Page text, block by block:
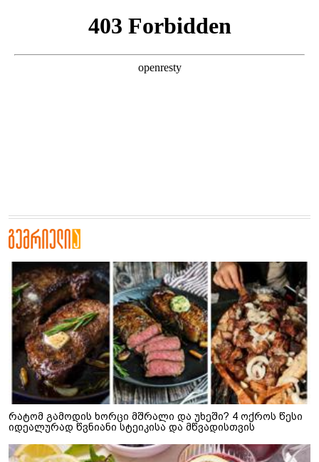
რატომ გამოდის ხორცი მშრალი და უხეში? 4 ოქროს წესი
იდეალურად წვნიანი სტეიკისა და მწვადისთვის